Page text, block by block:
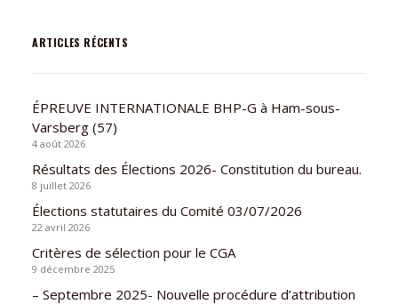
ARTICLES RÉCENTS
ÉPREUVE INTERNATIONALE BHP-G à Ham-sous-
Varsberg (57)
4 août 2026
Résultats des Élections 2026- Constitution du bureau.
8 juillet 2026
Élections statutaires du Comité 03/07/2026
22 avril 2026
Critères de sélection pour le CGA
9 décembre 2025
– Septembre 2025- Nouvelle procédure d’attribution